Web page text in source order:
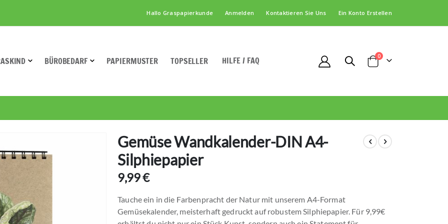
Hallo Graspapierkunde Anmelden Kontaktieren Sie Uns Ein Konto Erstellen
BÜROBEDARF PAPIERMUSTER TOPSELLER HILFE / FAQ Cart
0Artikel
Gemüse Wandkalender-DIN A4-
Silphiepapier
9,99 €
Tauche ein in die Farbenpracht der Natur mit unserem A4-Format
Gemüsekalender, meisterhaft gedruckt auf robustem Silphiepapier. Für 9,99€